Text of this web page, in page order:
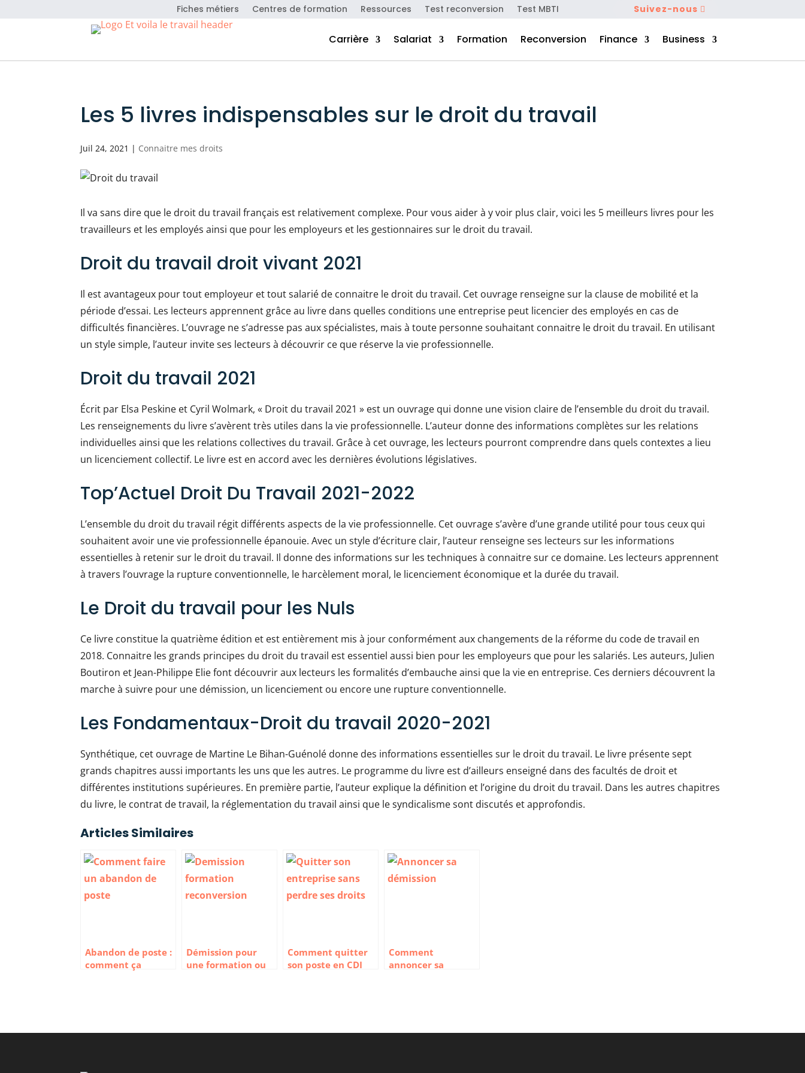
Fiches métiers Centres de formation Ressources Test reconversion Test MBTI Suivez-nous
Carrière Salariat Formation Reconversion Finance Business
Les 5 livres indispensables sur le droit du travail
Juil 24, 2021 | Connaitre mes droits
Il va sans dire que le droit du travail français est relativement complexe. Pour vous aider à y voir plus clair, voici les 5 meilleurs livres pour les
travailleurs et les employés ainsi que pour les employeurs et les gestionnaires sur le droit du travail.
Droit du travail droit vivant 2021
Il est avantageux pour tout employeur et tout salarié de connaitre le droit du travail. Cet ouvrage renseigne sur la clause de mobilité et la
période d’essai. Les lecteurs apprennent grâce au livre dans quelles conditions une entreprise peut licencier des employés en cas de
difficultés financières. L’ouvrage ne s’adresse pas aux spécialistes, mais à toute personne souhaitant connaitre le droit du travail. En utilisant
un style simple, l’auteur invite ses lecteurs à découvrir ce que réserve la vie professionnelle.
Droit du travail 2021
Écrit par Elsa Peskine et Cyril Wolmark, « Droit du travail 2021 » est un ouvrage qui donne une vision claire de l’ensemble du droit du travail.
Les renseignements du livre s’avèrent très utiles dans la vie professionnelle. L’auteur donne des informations complètes sur les relations
individuelles ainsi que les relations collectives du travail. Grâce à cet ouvrage, les lecteurs pourront comprendre dans quels contextes a lieu
un licenciement collectif. Le livre est en accord avec les dernières évolutions législatives.
Top’Actuel Droit Du Travail 2021-2022
L’ensemble du droit du travail régit différents aspects de la vie professionnelle. Cet ouvrage s’avère d’une grande utilité pour tous ceux qui
souhaitent avoir une vie professionnelle épanouie. Avec un style d’écriture clair, l’auteur renseigne ses lecteurs sur les informations
essentielles à retenir sur le droit du travail. Il donne des informations sur les techniques à connaitre sur ce domaine. Les lecteurs apprennent
à travers l’ouvrage la rupture conventionnelle, le harcèlement moral, le licenciement économique et la durée du travail.
Le Droit du travail pour les Nuls
Ce livre constitue la quatrième édition et est entièrement mis à jour conformément aux changements de la réforme du code de travail en
2018. Connaitre les grands principes du droit du travail est essentiel aussi bien pour les employeurs que pour les salariés. Les auteurs, Julien
Boutiron et Jean-Philippe Elie font découvrir aux lecteurs les formalités d’embauche ainsi que la vie en entreprise. Ces derniers découvrent la
marche à suivre pour une démission, un licenciement ou encore une rupture conventionnelle.
Les Fondamentaux-Droit du travail 2020-2021
Synthétique, cet ouvrage de Martine Le Bihan-Guénolé donne des informations essentielles sur le droit du travail. Le livre présente sept
grands chapitres aussi importants les uns que les autres. Le programme du livre est d’ailleurs enseigné dans des facultés de droit et
différentes institutions supérieures. En première partie, l’auteur explique la définition et l’origine du droit du travail. Dans les autres chapitres
du livre, le contrat de travail, la réglementation du travail ainsi que le syndicalisme sont discutés et approfondis.
Articles Similaires
Abandon de poste :
comment ça
Démission pour
une formation ou
Comment quitter
son poste en CDI
Comment
annoncer sa